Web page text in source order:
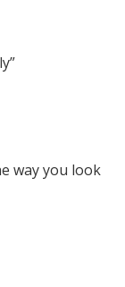
way you look